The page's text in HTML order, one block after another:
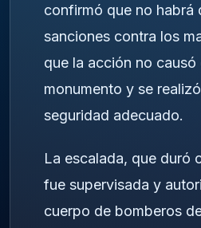
confirmó que no habrá
sanciones contra los
que la acción no causó
monumento y se
seguridad adecuado.
La escalada, que duró
fue supervisada y
cuerpo de bomberos